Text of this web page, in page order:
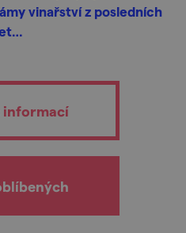
vinařství z posledních
informací